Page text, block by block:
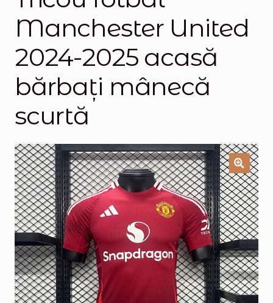
Magazinul
Manchester United
2024-2025 acasă
bărbați mânecă
scurtă
🔍